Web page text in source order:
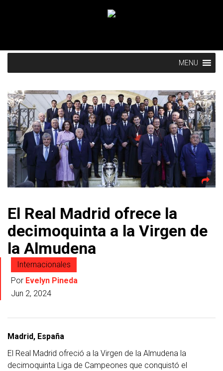
MENU
El Real Madrid ofrece la
decimoquinta a la Virgen de
la Almudena
Internacionales
Por Evelyn Pineda
Jun 2, 2024
Madrid, España
El Real Madrid ofreció a la Virgen de la Almudena la
decimoquinta Liga de Campeones que conquistó el